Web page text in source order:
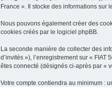
France ». Il stocke des informations sur
Nous pouvons également créer des
cookies créés par le logiciel phpBB.
La seconde manière de collecter des
d’invités »), l’enregistrement sur «
êtes connecté (désignés ci-après par «
Votre compte contiendra au minimum :